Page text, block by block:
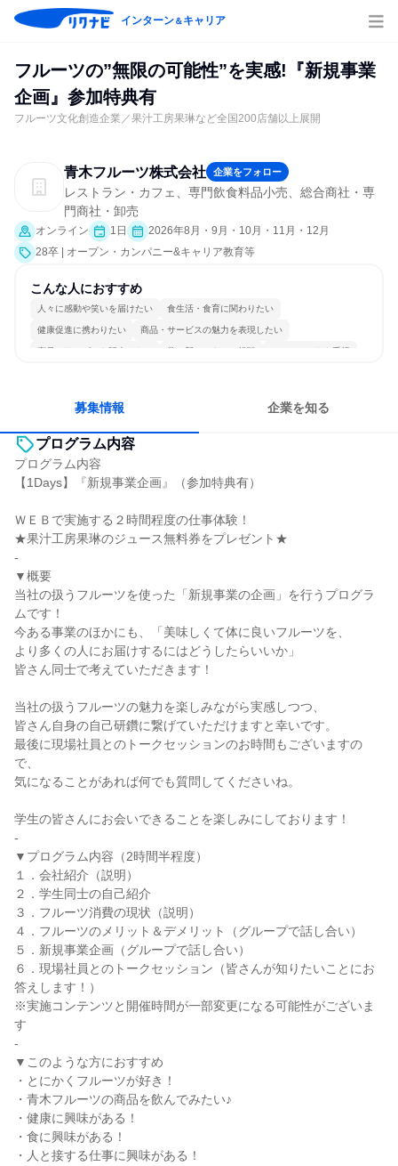
インターン＆キャリア
フルーツの”無限の可能性”を実感!『新規事業
企画』参加特典有
フルーツ文化創造企業／果汁工房果琳など全国200店舗以上展開
青木フルーツ株式会社 企業をフォロー
レストラン・カフェ、専門飲食料品小売、総合商社・専
門商社・卸売
オンライン 1日
2026年8月・9月・10月・11月・12月
28卒 | オープン・カンパニー&キャリア教育等
こんな人におすすめ
人々に感動や笑いを届けたい 食生活・食育に関わりたい
健康促進に携わりたい 商品・サービスの魅力を表現したい
商品・サービスを販売したい 常に新しいものに挑戦 チームワークを重視
募集情報 企業を知る
プログラム内容
プログラム内容
【1Days】『新規事業企画』（参加特典有）
ＷＥＢで実施する２時間程度の仕事体験！
★果汁工房果琳のジュース無料券をプレゼント★
-
▼概要
当社の扱うフルーツを使った「新規事業の企画」を行うプログラ
ムです！
今ある事業のほかにも、「美味しくて体に良いフルーツを、
より多くの人にお届けするにはどうしたらいいか」
皆さん同士で考えていただきます！
当社の扱うフルーツの魅力を楽しみながら実感しつつ、
皆さん自身の自己研鑽に繋げていただけますと幸いです。
最後に現場社員とのトークセッションのお時間もございますの
で、
気になることがあれば何でも質問してくださいね。
学生の皆さんにお会いできることを楽しみにしております！
-
▼プログラム内容（2時間半程度）
１．会社紹介（説明）
２．学生同士の自己紹介
３．フルーツ消費の現状（説明）
４．フルーツのメリット＆デメリット（グループで話し合い）
５．新規事業企画（グループで話し合い）
６．現場社員とのトークセッション（皆さんが知りたいことにお
答えします！）
※実施コンテンツと開催時間が一部変更になる可能性がございま
す
-
▼このような方におすすめ
・とにかくフルーツが好き！
・青木フルーツの商品を飲んでみたい♪
・健康に興味がある！
・食に興味がある！
・人と接する仕事に興味がある！